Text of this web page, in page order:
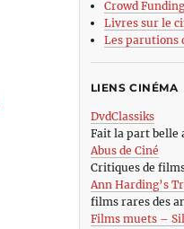
Crowd Funding
Livres sur le
Les parutions
LIENS CINÉMA
DvdClassiks
Fait la part belle
Abus de Ciné
Critiques de
Ann Harding’s
films rares des
Films muets –